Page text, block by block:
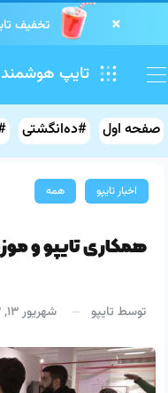
تخفیف ×
.
.
. .
.
. .
.
. تایپ هوشمند
صفحه اول #ده‌انگشتی
اخبار تایپو همه
همکاری تایپو و
توسط تایپو شهریور ۱۳, ۱۴۰۳